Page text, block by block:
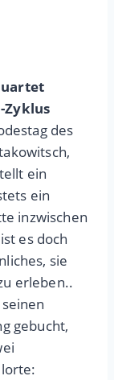
Zyklus
des
ein
ein
inzwischen
es doch
sie
erleben..
gebucht,